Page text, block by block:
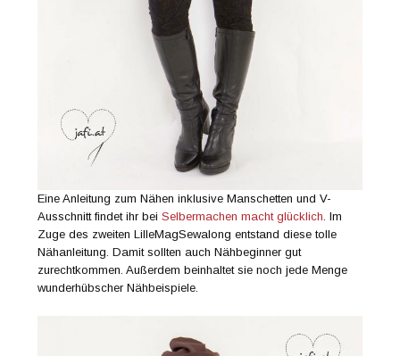
Eine Anleitung zum Nähen inklusive Manschetten und V-
Ausschnitt findet ihr beiSelbermachen macht glücklich. Im
Zuge des zweiten LilleMagSewalong entstand diese tolle
Nähanleitung. Damit sollten auch Nähbeginner gut
zurechtkommen. Außerdem beinhaltet sie noch jede Menge
wunderhübscher Nähbeispiele.